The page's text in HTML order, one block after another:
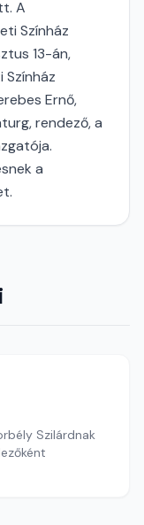
A
Színház
13-án,
Ernő,
rendező, a
a
Szilárdnak